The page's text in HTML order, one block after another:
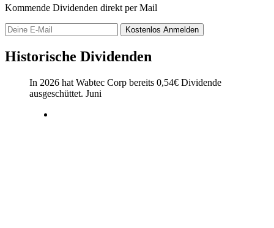
Kommende Dividenden direkt per Mail
Kostenlos Anmelden
Historische Dividenden
In 2026 hat Wabtec Corp bereits 0,54€ Dividende
ausgeschüttet. Juni